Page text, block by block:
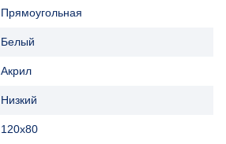
Прямоугольная
Белый
Акрил
Низкий
120x80